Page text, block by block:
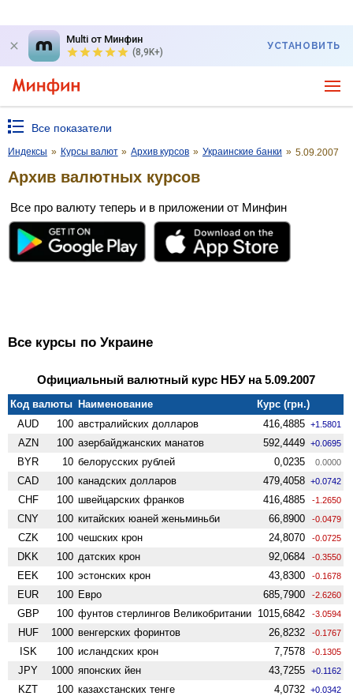
Multi от Минфин
(8,9K+)
УСТАНОВИТЬ
Все показатели
Индексы » Курсы валют » Архив курсов » Украинские банки » 5.09.2007
Архив валютных курсов
Все про валюту теперь и в приложении от Минфин
Все курсы по Украине
Официальный валютный курс НБУ на 5.09.2007
Код валюты Наименование
Курс (грн.)
AUD
100 австралийских долларов 416,4885 +1.5801
AZN 100 азербайджанских манатов 592,4449 +0.0695
BYR 10 белорусских рублей 0,0235 0.0000
CAD 100 канадских долларов 479,4058 +0.0742
CHF 100 швейцарских франков 416,4885 -1.2650
CNY 100 китайских юаней женьминьби 66,8900 -0.0479
CZK 100 чешских крон 24,8070 -0.0725
DKK 100 датских крон 92,0684 -0.3550
EEK 100 эстонских крон 43,8300 -0.1678
EUR 100 Евро 685,7900 -2.6260
GBP 100 фунтов стерлингов Велико­британии 1015,6842 -3.0594
HUF 1000 венгерских форинтов 26,8232 -0.1767
ISK 100 исландских крон 7,7578 -0.1305
JPY 1000 японских йен 43,7255 +0.1162
KZT 100 казахстанских тенге 4,0732 +0.0342